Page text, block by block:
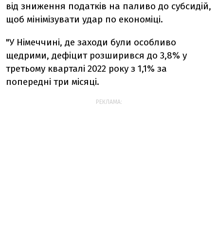
від зниження податків на паливо до субсидій,
щоб мінімізувати удар по економіці.
"У Німеччині, де заходи були особливо
щедрими, дефіцит розширився до 3,8% у
третьому кварталі 2022 року з 1,1% за
попередні три місяці.
РЕКЛАМА: